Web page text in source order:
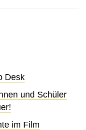
Desk
und Schüler
im Film